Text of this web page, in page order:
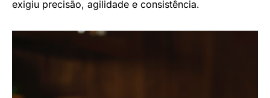
exigiu precisão, agilidade e consistência.